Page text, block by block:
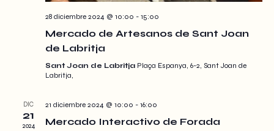
V
i
28 diciembre 2024 @ 10:00 - 15:00
Mercado de Artesanos de Sant Joan
de Labritja
Sant Joan de Labritja Plaça Espanya, 6-2, Sant Joan de
Labritja,
DIC
21
2024
21 diciembre 2024 @ 10:00 - 16:00
Mercado Interactivo de Forada